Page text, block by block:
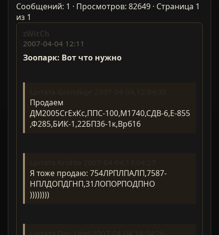
Сообщений: 1 · Просмотров: 82649 · Страница 1
из 1
zWitCh
2007-04-04 12:11
Зоопарк: Вот что нужно
Продаем
ДМ2005СгЕхКс,ППС-100,М1740,СДВ-6,Е-855
,Ф285,БИК-1,22БП36-1к,Врб16
Я тоже продаю: 754ЛРПЛПАЛП,7587-
НПЛДОПДГНП,31ЛОПОРПОДПНО
))))))))